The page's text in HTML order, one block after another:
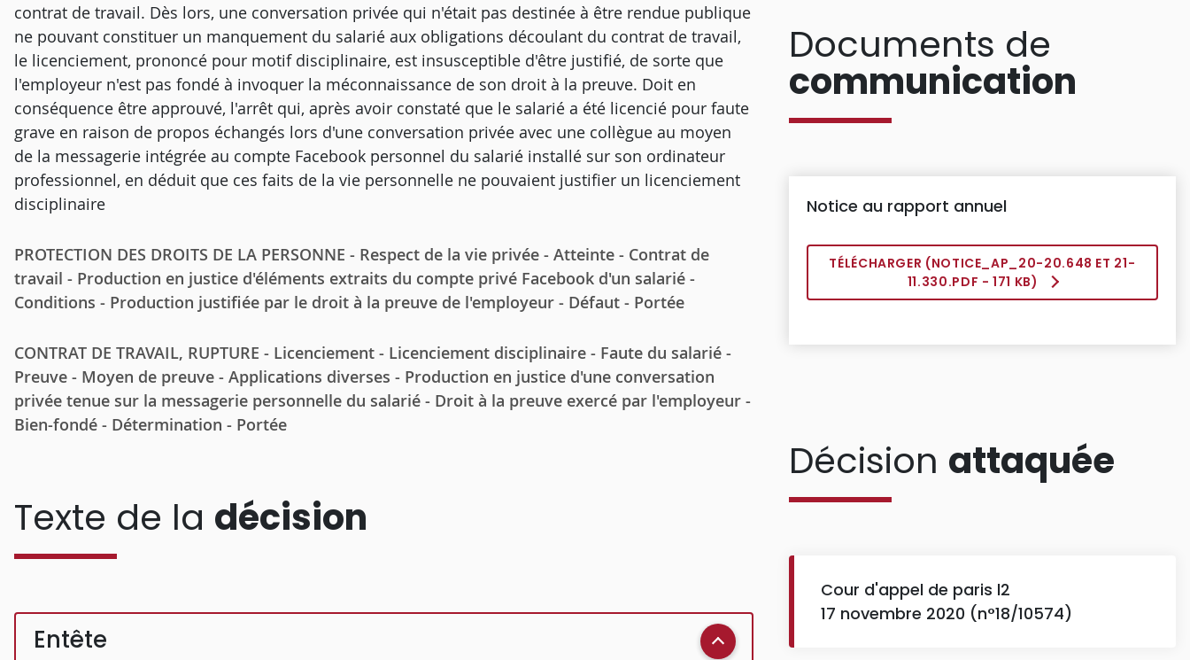
contrat de travail. Dès lors, une conversation privée qui n'était pas destinée à être rendue publique
ne pouvant constituer un manquement du salarié aux obligations découlant du contrat de travail,
le licenciement, prononcé pour motif disciplinaire, est insusceptible d'être justifié, de sorte que
l'employeur n'est pas fondé à invoquer la méconnaissance de son droit à la preuve. Doit en
conséquence être approuvé, l'arrêt qui, après avoir constaté que le salarié a été licencié pour faute
grave en raison de propos échangés lors d'une conversation privée avec une collègue au moyen
de la messagerie intégrée au compte Facebook personnel du salarié installé sur son ordinateur
professionnel, en déduit que ces faits de la vie personnelle ne pouvaient justifier un licenciement
disciplinaire
PROTECTION DES DROITS DE LA PERSONNE - Respect de la vie privée - Atteinte - Contrat de
travail - Production en justice d'éléments extraits du compte privé Facebook d'un salarié -
Conditions - Production justifiée par le droit à la preuve de l'employeur - Défaut - Portée
CONTRAT DE TRAVAIL, RUPTURE - Licenciement - Licenciement disciplinaire - Faute du salarié -
Preuve - Moyen de preuve - Applications diverses - Production en justice d'une conversation
privée tenue sur la messagerie personnelle du salarié - Droit à la preuve exercé par l'employeur -
Bien-fondé - Détermination - Portée
Texte de la décision
Entête
Documents de
communication
Notice au rapport annuel
TÉLÉCHARGER (NOTICE_AP_20-20.648 ET 21-
11.330.PDF - 171 KB)
Décision attaquée
Cour d'appel de paris l2
17 novembre 2020 (n°18/10574)